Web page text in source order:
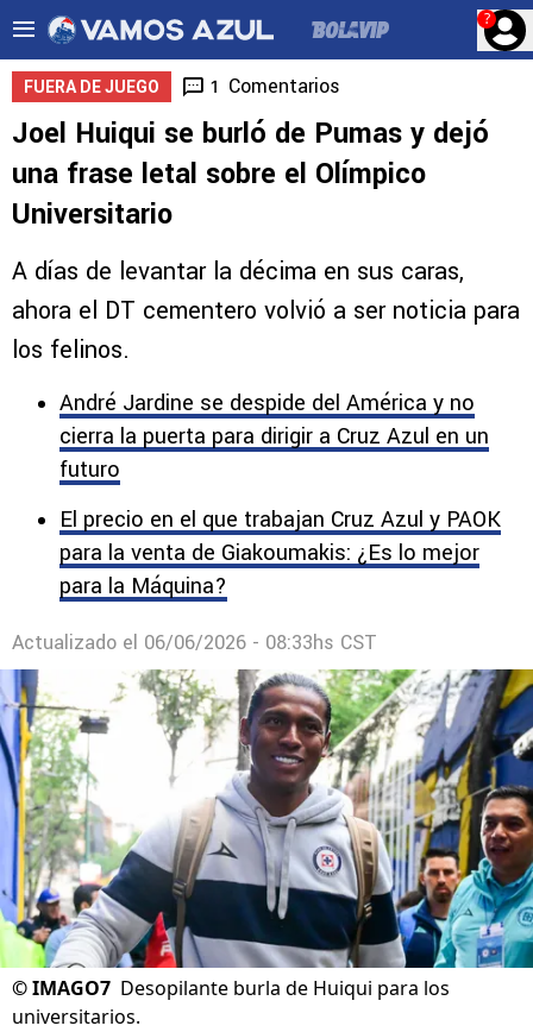
?
FUERA DE JUEGO 1 Comentarios
Joel Huiqui se burló de Pumas y dejó
una frase letal sobre el Olímpico
Universitario
A días de levantar la décima en sus caras,
ahora el DT cementero volvió a ser noticia para
los felinos.
André Jardine se despide del América y no
cierra la puerta para dirigir a Cruz Azul en un
futuro
El precio en el que trabajan Cruz Azul y PAOK
para la venta de Giakoumakis: ¿Es lo mejor
para la Máquina?
Actualizado el 06/06/2026 - 08:33hs CST
©IMAGO7 Desopilante burla de Huiqui para los
universitarios.